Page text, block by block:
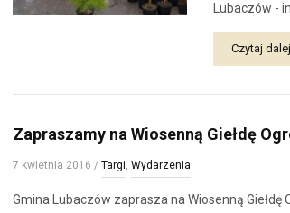
Lubaczów -
Czytaj
Zapraszamy na Wiosenną Giełdę
7 kwietnia 2016 /Targi,Wydarzenia
Gmina Lubaczów zaprasza na Wiosenną